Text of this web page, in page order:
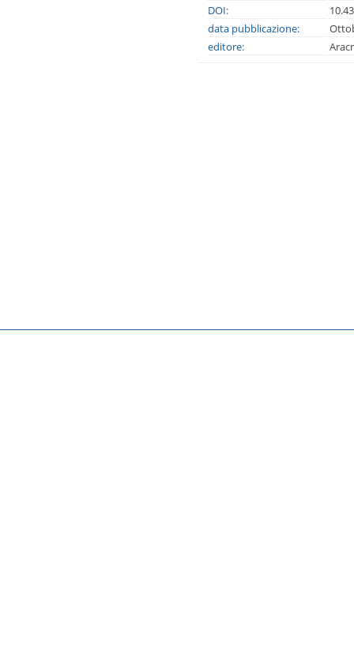
DOI:
data pubblicazione:
editore: